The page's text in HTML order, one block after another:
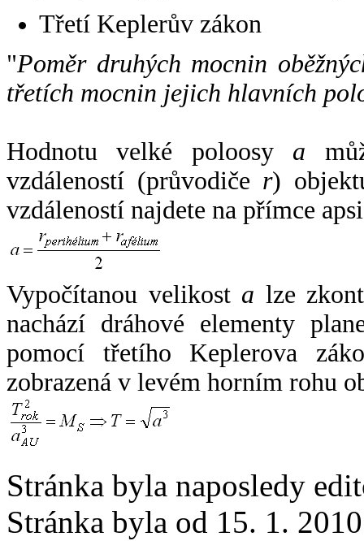
Třetí Keplerův zákon
"Poměr druhých mocnin
třetích mocnin jejich hlavních
Hodnotu velké poloosy a
vzdáleností (průvodiče r)
vzdáleností najdete na přímce
Vypočítanou velikost a lze
nachází dráhové elementy
pomocí třetího Keplerova
zobrazená v levém horním rohu
Stránka byla naposledy
Stránka byla od 15. 1.